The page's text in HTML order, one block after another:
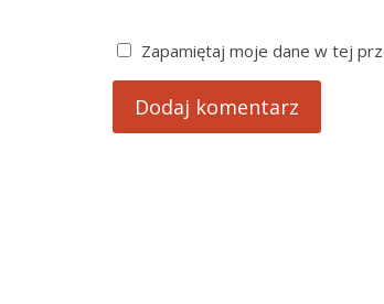
Zapamiętaj moje dane w tej